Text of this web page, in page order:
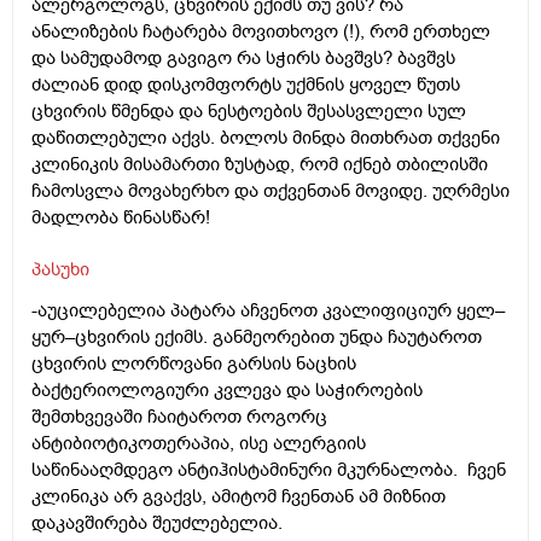
ალერგოლოგს, ცხვირის ექიმს თუ ვის? რა
ანალიზების ჩატარება მოვითხოვო (!), რომ ერთხელ
და სამუდამოდ გავიგო რა სჭირს ბავშვს? ბავშვს
ძალიან დიდ დისკომფორტს უქმნის ყოველ წუთს
ცხვირის წმენდა და ნესტოების შესასვლელი სულ
დაწითლებული აქვს. ბოლოს მინდა მითხრათ თქვენი
კლინიკის მისამართი ზუსტად, რომ იქნებ თბილისში
ჩამოსვლა მოვახერხო და თქვენთან მოვიდე. უღრმესი
მადლობა წინასწარ!
პასუხი
-აუცილებელია პატარა აჩვენოთ კვალიფიციურ ყელ–
ყურ–ცხვირის ექიმს. განმეორებით უნდა ჩაუტაროთ
ცხვირის ლორწოვანი გარსის ნაცხის
ბაქტერიოლოგიური კვლევა და საჭიროების
შემთხვევაში ჩაიტაროთ როგორც
ანტიბიოტიკოთერაპია, ისე ალერგიის
საწინააღმდეგო ანტიჰისტამინური მკურნალობა. ჩვენ
კლინიკა არ გვაქვს, ამიტომ ჩვენთან ამ მიზნით
დაკავშირება შეუძლებელია.